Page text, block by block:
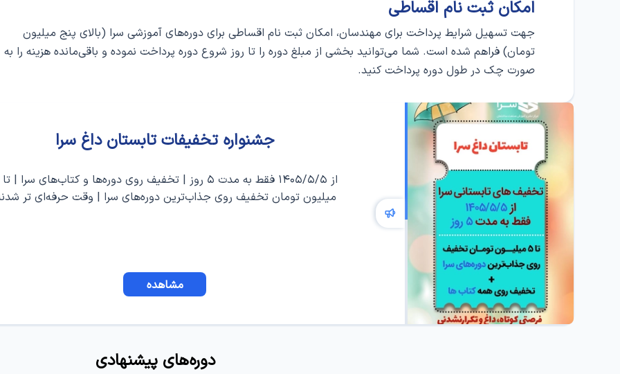
امکان ثبت‌ نام اقساطی
جهت تسهیل شرایط پرداخت برای مهندسان، امکان ثبت‌ نام اقساطی برای دوره‌های آموزشی سرا (بالای پنج میلیون
تومان) فراهم شده است. شما می‌توانید بخشی از مبلغ دوره را تا روز شروع دوره پرداخت نموده و باقی‌مانده هزینه را به
صورت چک در طول دوره پرداخت کنید.
جشنواره تخفیفات تابستان داغ سرا
میلیون تومان تخفیف روی جذاب‌ترین دوره‌های سرا | وقت حرفه‌ای تر
مشاهده
دوره‌های پیشنهادی